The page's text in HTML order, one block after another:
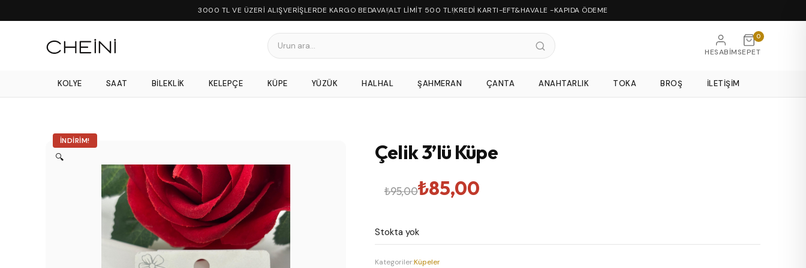
3000 TL VE ÜZERİ ALIŞVERİŞLERDE KARGO BEDAVA!ALT LİMİT 500 TL!KREDİ KARTI-EFT&HAVALE -KAPIDA ÖDEME
HESABIM
0
SEPET
KOLYE SAAT BILEKLIK KELEPÇE KÜPE YÜZÜK HALHAL ŞAHMERAN ÇANTA ANAHTARLIK TOKA BROŞ İLETIŞIM
İNDIRIM!
🔍 Çelik 3’lü Küpe
₺95,00
Orijinal
₺95,00.
₺85,00
Şu
fiyat:
Stokta yok
Kategoriler:Küpeler